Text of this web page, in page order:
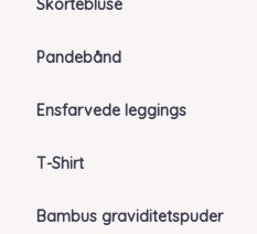
Skortebluse
Pandebånd
Ensfarvede leggings
T-Shirt
Bambus graviditetspuder